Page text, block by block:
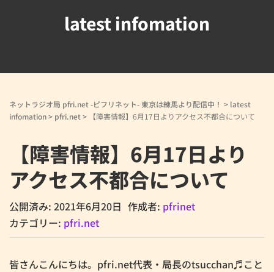
latest infomation
ネットラジオ局 pfri.net -ピフリネット- 東京は練馬より配信中！ > latest
infomation> pfri.net> 【障害情報】6月17日よりアクセス不都合について
【障害情報】6月17日より
アクセス不都合について
公開済み: 2021年6月20日 作成者: pfrinet
カテゴリー: pfri.net
皆さんこんにちは。pfri.net代表・局長のtsucchan♬こと